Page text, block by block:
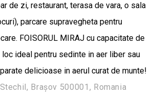
de zi, restaurant, terasa de vara, o sala
parcare supravegheta pentru
FOISORUL MIRAJ cu capacitate de
ideal pentru sedinte in aer liber sau
delicioase in aerul curat de munte!
Brașov 500001, Romania